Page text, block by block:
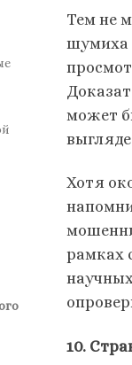
Тем не
шумиха
может
Хотя
рамках
10.